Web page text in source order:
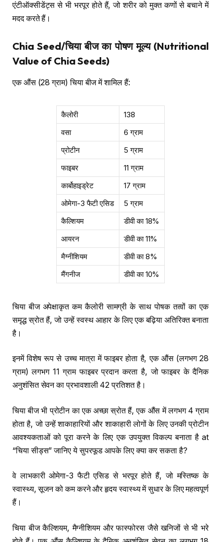
एंटीऑक्सीडेंट्स से भी भरपूर होते हैं, जो शरीर को मुक्त कणों से बचाने में
मदद करते हैं।
Chia Seed/चिया बीज का पोषण मूल्य (Nutritional
Value of Chia Seeds)
एक औंस (28 ग्राम) चिया बीज में शामिल हैं:
कैलोरी
138
वसा
6 ग्राम
प्रोटीन
5 ग्राम
फाइबर
11 ग्राम
कार्बोहाइड्रेट
17 ग्राम
ओमेगा-3 फैटी एसिड
5 ग्राम
कैल्शियम
डीवी का 18%
आयरन
डीवी का 11%
मैग्नीशियम
डीवी का 8%
मैंगनीज
डीवी का 10%
चिया बीज अपेक्षाकृत कम कैलोरी सामग्री के साथ पोषक तत्वों का एक
समृद्ध स्रोत हैं, जो उन्हें स्वस्थ आहार के लिए एक बढ़िया अतिरिक्त बनाता
है।
इनमें विशेष रूप से उच्च मात्रा में फाइबर होता है, एक औंस (लगभग 28
ग्राम) लगभग 11 ग्राम फाइबर प्रदान करता है, जो फाइबर के दैनिक
अनुशंसित सेवन का प्रभावशाली 42 प्रतिशत है।
चिया बीज भी प्रोटीन का एक अच्छा स्रोत हैं, एक औंस में लगभग 4 ग्राम
होता है, जो उन्हें शाकाहारियों और शाकाहारी लोगों के लिए उनकी प्रोटीन
आवश्यकताओं को पूरा करने के लिए एक उपयुक्त विकल्प बनाता है at
“चिया सीड्स” जानिए ये सुपरफूड आपके लिए क्या कर सकता है?
वे लाभकारी ओमेगा-3 फैटी एसिड से भरपूर होते हैं, जो मस्तिष्क के
स्वास्थ्य, सूजन को कम करने और हृदय स्वास्थ्य में सुधार के लिए महत्वपूर्ण
हैं।
चिया बीज कैल्शियम, मैग्नीशियम और फास्फोरस जैसे खनिजों से भी भरे